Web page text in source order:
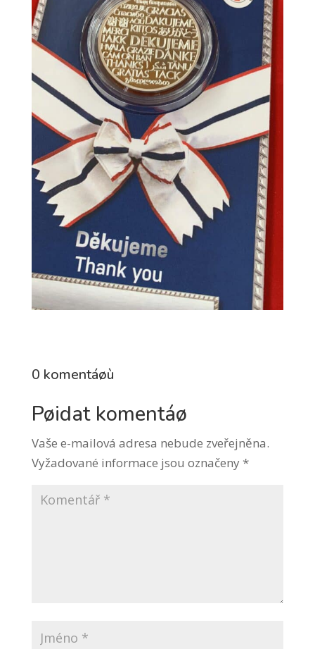
0 komentáøù
Pøidat komentáø
Vaše e-mailová adresa nebude zveřejněna.
Vyžadované informace jsou označeny *